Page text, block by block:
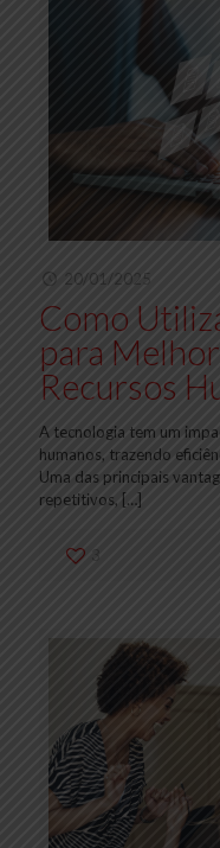
20/01/2025
Como
para
Recursos
A tecnologia tem um
humanos, trazendo
Uma das principais
repetitivos, […]
3